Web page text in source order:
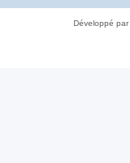
Développé par